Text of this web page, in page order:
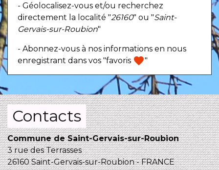
- Géolocalisez-vous et/ou recherchez
directement la localité "26160" ou "Saint-
Gervais-sur-Roubion"
- Abonnez-vous à nos informations en nous
enregistrant dans vos "favoris favorite"
Contacts
Commune de Saint-Gervais-sur-Roubion
3 rue des Terrasses
26160 Saint-Gervais-sur-Roubion - FRANCE